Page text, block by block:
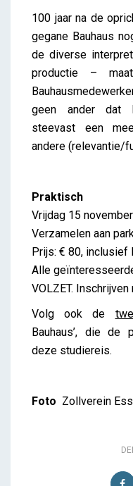
100 jaar na de
gegane Bauhaus
de diverse
productie –
geen ander dat
steevast een
andere (relevantie/
Praktisch
Vrijdag 15
Verzamelen aan
Prijs: € 80, inclusief
Alle
VOLZET.
Volg ook de
Bauhaus’, die de
deze studiereis.
Foto Zollverein